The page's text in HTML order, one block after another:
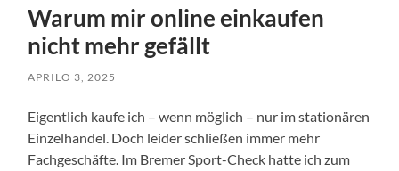
Warum mir online einkaufen
nicht mehr gefällt
APRILO 3, 2025
Eigentlich kaufe ich – wenn möglich – nur im stationären
Einzelhandel. Doch leider schließen immer mehr
Fachgeschäfte. Im Bremer Sport-Check hatte ich zum